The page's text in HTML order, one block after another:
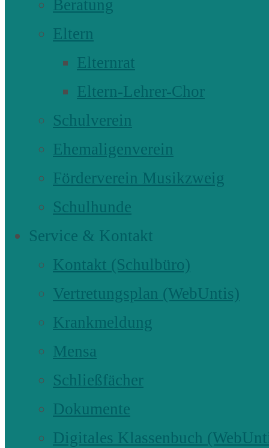
Beratung
Eltern
Elternrat
Eltern-Lehrer-Chor
Schulverein
Ehemaligenverein
Förderverein Musikzweig
Schulhunde
Service & Kontakt
Kontakt (Schulbüro)
Vertretungsplan (WebUntis)
Krankmeldung
Mensa
Schließfächer
Dokumente
Digitales Klassenbuch